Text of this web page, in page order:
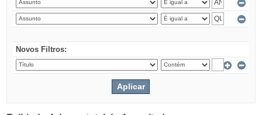
Novos Filtros: